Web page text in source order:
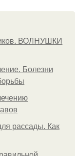
ВОЛНУШКИ
Болезни
рассады. Как